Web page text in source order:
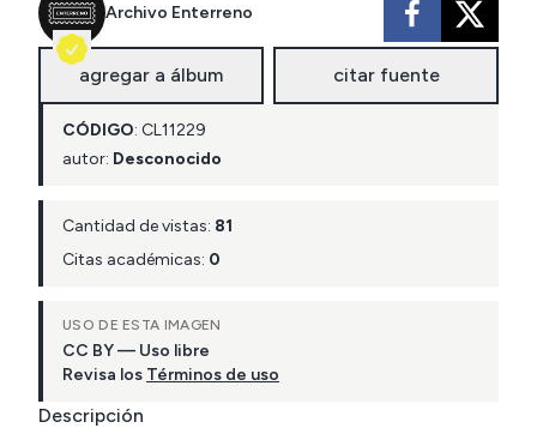
Archivo Enterreno
agregar a álbum citar fuente
CÓDIGO: CL11229
autor: Desconocido
Cantidad de vistas: 81
Citas académicas: 0
USO DE ESTA IMAGEN
CC BY — Uso libre
Revisa los Términos de uso
Descripción